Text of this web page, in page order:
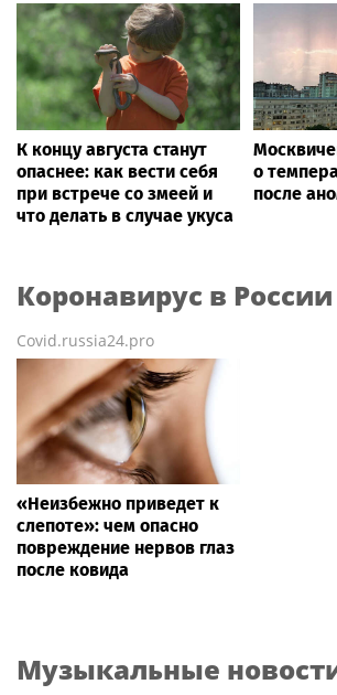
К концу августа станут
опаснее: как вести себя
при встрече со змеей и
что делать в случае укуса
о
после
Коронавирус в России
Covid.russia24.pro
«Неизбежно приведет к
слепоте»: чем опасно
повреждение нервов глаз
после ковида
Музыкальные